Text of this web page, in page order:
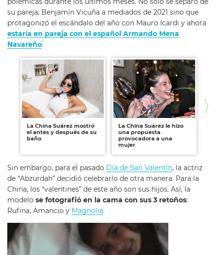
su pareja, Benjamín Vicuña a mediados de 2021 sino que
protagonizó el escándalo del año con Mauro Icardi y ahora
estaría en pareja con el español Armando Mena
Navareño.
La China Suárez mostró
el antes y después de su
baño
La China Suárez le hizo
una propuesta
provocadora a una
mujer
Sin embargo, para el pasado Día de San Valentín, la actriz
de “Abzurdah” decidió celebrarlo de otra manera. Para la
China, los “valentines” de este año son sus hijos. Así, la
modelo se fotografió en la cama con sus 3 retoños:
Rufina, Amancio y Magnolia.